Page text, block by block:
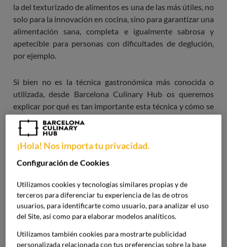
la del texturizado de alimentos es una de las más útiles, no
solo para la innovación en cocina, sino para garantizar una
alimentación sana, completa e igualmente sabrosa y
apetecible para personas con dificultades de deglución,
por ejemplo.
Si bien no es la técnica gastronómica más conocida o
utilizada, desde Barcelona Culinary Hub os queremos
explicar por qué es tan importante esta técnica y cómo se
puede ejecutar. Aprende con nosotros todo acerca de los
alimentos texturizados.
texturizados
¡Hola! Nos importa tu privacidad.
Configuración de Cookies
Utilizamos cookies y tecnologías similares propias y de
terceros para diferenciar tu experiencia de las de otros
usuarios, para identificarte como usuario, para analizar el uso
del Site, así como para elaborar modelos analíticos.
Utilizamos también cookies para mostrarte publicidad
personalizada relacionada con tus preferencias sobre la base